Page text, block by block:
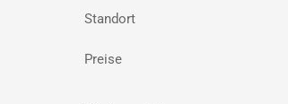
Standort
Preise